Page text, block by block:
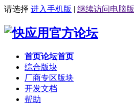
请选择 进入手机版 | 继续访问电脑版
首页论坛首页
综合版块
厂商专区版块
开发文档
帮助